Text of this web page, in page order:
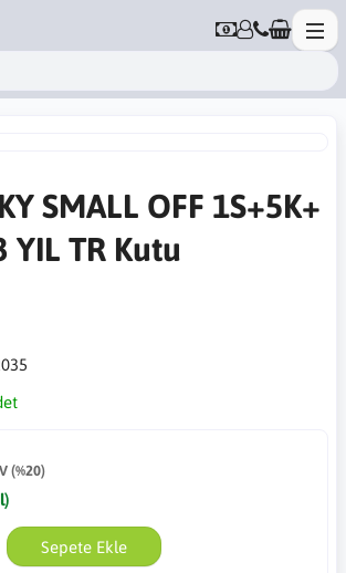
SMALL OFF 1S+5K+
YIL TR Kutu
(%20)
Sepete Ekle